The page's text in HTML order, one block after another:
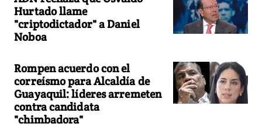
Hurtado llame
"criptodictador" a Daniel
Noboa
Rompen acuerdo con el
correísmo para Alcaldía de
Guayaquil: líderes arremeten
contra candidata
"chimbadora"